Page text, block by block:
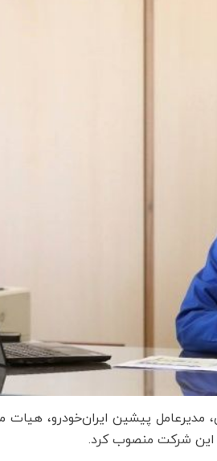
مدیرعامل پیشین ایران‌خودرو،
این شرکت منصوب کرد.